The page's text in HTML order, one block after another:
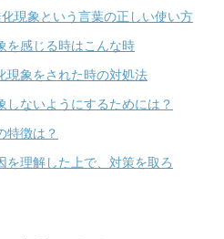
化現象という言葉の正しい使い方
を感じる時はこんな時
現象をされた時の対処法
しないようにするためには？
特徴は？
を理解した上で、対策を取ろ